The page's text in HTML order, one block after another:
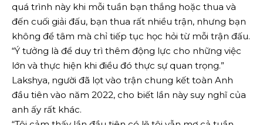
quá trình này khi mỗi tuần bạn thắng hoặc thua và
đến cuối giải đấu, bạn thua rất nhiều trận, nhưng bạn
không để tâm mà chỉ tiếp tục học hỏi từ mỗi trận đấu.
“Ý tưởng là để duy trì thêm động lực cho những việc
lớn và thực hiện khi điều đó thực sự quan trọng.”
Lakshya, người đã lọt vào trận chung kết toàn Anh
đầu tiên vào năm 2022, cho biết lần này suy nghĩ của
anh ấy rất khác.